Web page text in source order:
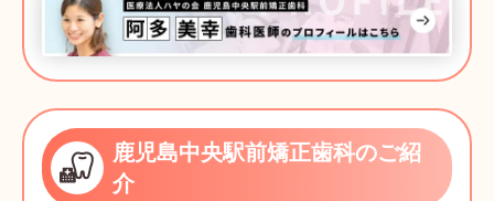
鹿児島中央駅前矯正歯科のご紹
介